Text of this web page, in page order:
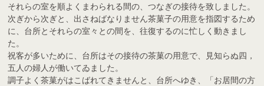
それらの室を順よくまわられる間の、つなぎの接待を致しました。
次ぎから次ぎと、出さねばなりません茶菓子の用意を指図するため
に、台所とそれらの室々との間を、往復するのに忙しく動きまし
た。
祝客が多いために、台所はその接待の茶菓の用意で、見知らぬ四，
五人の婦人が働いてゐました。
調子よく茶菓がはこばれてきませんと、台所へゆき、「お居間の方